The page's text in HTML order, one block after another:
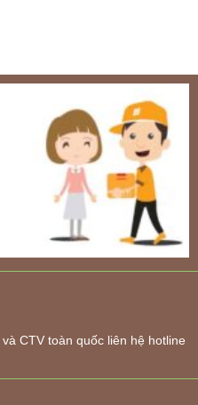
CTV toàn quốc liên hệ hotline